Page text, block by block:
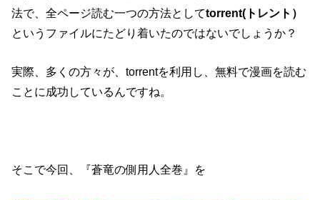
法で、全ページ読む一つの方法としてtorrent(トレント）
というファイルにたどり着いたのではないでしょうか？
実際、多くの方々が、torrentを利用し、無料で漫画を読む
ことに成功しているんですね。
そこで今回、『蒼竜の側用人全巻』を